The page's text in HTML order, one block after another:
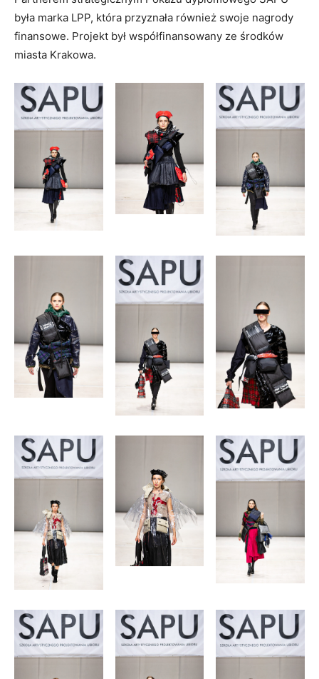
była marka LPP, która przyznała również swoje nagrody
finansowe. Projekt był współfinansowany ze środków
miasta Krakowa.